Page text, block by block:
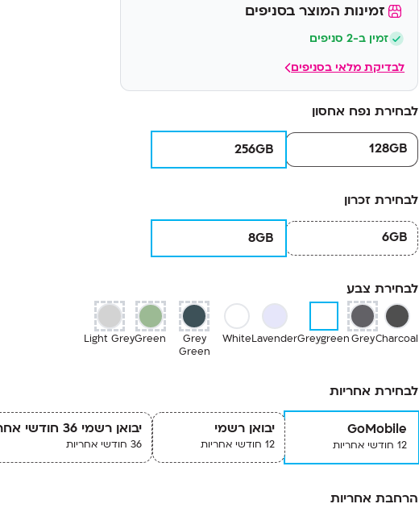
זמינות המוצר בסניפים
זמין ב-2 סניפים
לבדיקת מלאי בסניפים
לבחירת נפח אחסון
128GB
256GB
לבחירת זכרון
6GB
8GB
לבחירת צבע
Charcoal
Grey
Greygreen
Lavender
White
Grey
Green
Green
Light Grey
לבחירת אחריות
GoMobile
12 חודשי אחריות
יבואן רשמי
12 חודשי אחריות
יבואן רשמי 36 חודשי אחריות
36 חודשי אחריות
הרחבת אחריות